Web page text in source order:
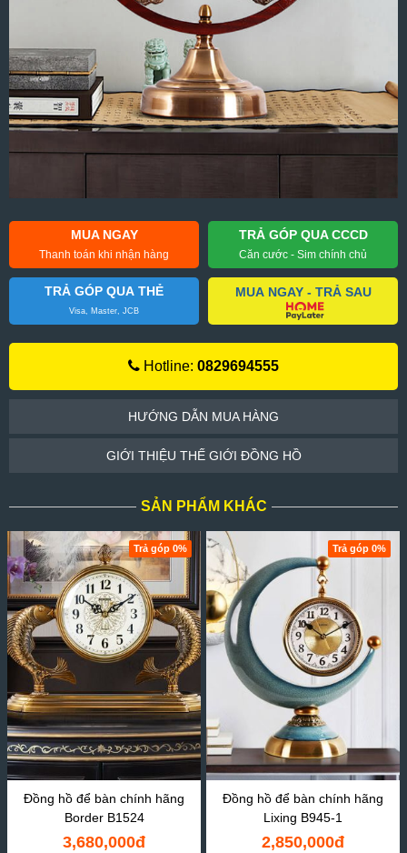
MUA NGAY
Thanh toán khi nhận hàng
TRẢ GÓP QUA CCCD
Căn cước - Sim chính chủ
TRẢ GÓP QUA THẺ
Visa, Master, JCB
MUA NGAY - TRẢ SAU
Hotline: 0829694555
HƯỚNG DẪN MUA HÀNG
GIỚI THIỆU THẾ GIỚI ĐỒNG HỒ
SẢN PHẨM KHÁC
Trả góp 0%
Đồng hồ để bàn chính hãng
Border B1524
3,680,000đ
Trả góp 0%
Đồng hồ để bàn chính hãng
Lixing B945-1
2,850,000đ